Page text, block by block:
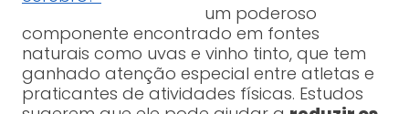
um poderoso
componente encontrado em fontes
naturais como uvas e vinho tinto, que tem
ganhado atenção especial entre atletas e
praticantes de atividades físicas. Estudos